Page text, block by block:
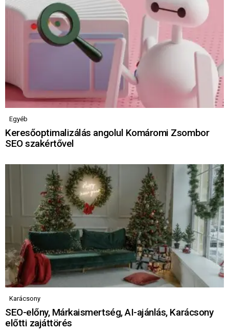
Egyéb
Keresőoptimalizálás angolul Komáromi Zsombor
SEO szakértővel
Karácsony
SEO-előny, Márkaismertség, AI-ajánlás, Karácsony
előtti zajáttörés